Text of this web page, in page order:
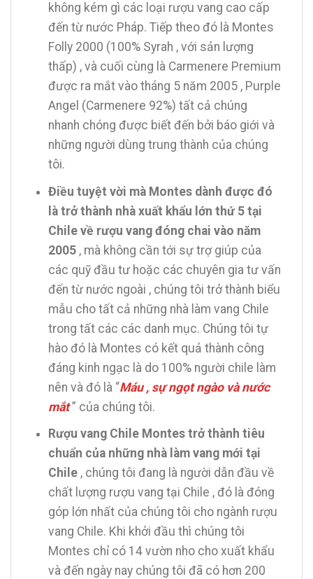
không kém gì các loại rượu vang cao cấp
đến từ nước Pháp. Tiếp theo đó là Montes
Folly 2000 (100% Syrah , với sản lượng
thấp) , và cuối cùng là Carmenere Premium
được ra mắt vào tháng 5 năm 2005 , Purple
Angel (Carmenere 92%) tất cả chúng
nhanh chóng được biết đến bởi báo giới và
những người dùng trung thành của chúng
tôi.
Điều tuyệt vời mà Montes dành được đó
là trở thành nhà xuất khẩu lớn thứ 5 tại
Chile về rượu vang đóng chai vào năm
2005, mà không cần tới sự trợ giúp của
các quỹ đầu tư hoặc các chuyên gia tư vấn
đến từ nước ngoài , chúng tôi trở thành biểu
mẫu cho tất cả những nhà làm vang Chile
trong tất các các danh mục. Chúng tôi tự
hào đó là Montes có kết quả thành công
đáng kinh ngạc là do 100% người chile làm
nên và đó là “Máu , sự ngọt ngào và nước
mắt” của chúng tôi.
Rượu vang Chile Montes trở thành tiêu
chuẩn của những nhà làm vang mới tại
Chile, chúng tôi đang là người dẫn đầu về
chất lượng rượu vang tại Chile , đó là đóng
góp lớn nhất của chúng tôi cho ngành rượu
vang Chile. Khi khởi đầu thì chúng tôi
Montes chỉ có 14 vườn nho cho xuất khẩu
và đến ngày nay chúng tôi đã có hơn 200